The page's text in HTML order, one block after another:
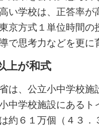
い学校は、正答率が
京方式１単位時間の
で思考力などを更に
上が和式
は、公立小中学校
中学校施設にあるト
約６１万個（４３